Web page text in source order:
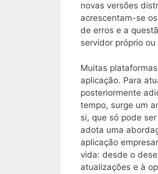
novas versões
acrescentam-se
de erros e a
servidor próprio ou
Muitas
aplicação. Para
posteriormente
tempo, surge um
si, que só pode
adota uma
aplicação
vida: desde o
atualizações e à